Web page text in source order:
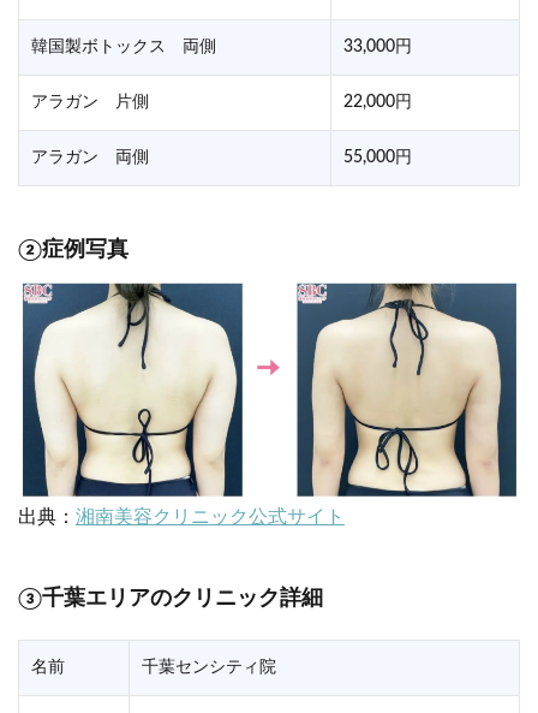
韓国製ボトックス 両側 33,000円
アラガン 片側 22,000円
アラガン 両側 55,000円
②症例写真
出典： 湘南美容クリニック公式サイト
③千葉エリアのクリニック詳細
名前 千葉センシティ院